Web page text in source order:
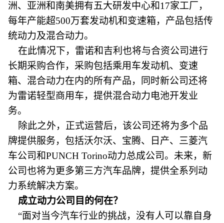
洲、亚洲和南美拥有五大研发中心和17家工厂，
每年产能超500万套发动机和变速箱，产品包括传
统动力及混合动力。
在此情况下，雷诺和吉利也将与合资公司进行
长期采购合作，采购包括乘用车发动机、变速
箱、混合动力在内的所有产品，同时新公司还将
为雷诺轻型商用车，提供混合动力电池开发业
务。
除此之外，正式运营后，该公司还将为多个品
牌提供服务，包括沃尔沃、宝腾、日产、三菱汽
车公司和PUNCH Torino动力总成公司。未来，新
公司也将为更多第三方汽车品牌，提供全系列动
力系统解决方案。
成立动力公司目的何在？
“面对当今汽车行业的挑战，没有人可以靠自身